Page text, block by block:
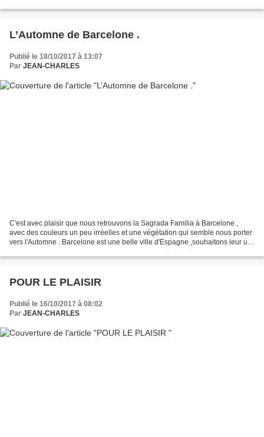
L’Automne de Barcelone .
Publié le 18/10/2017 à 13:07
Par JEAN-CHARLES
C'est avec plaisir que nous retrouvons la Sagrada Familia à Barcelone ,
avec des couleurs un peu irréelles et une végétation qui semble nous porter
vers l'Automne . Barcelone est une belle ville d'Espagne ,souhaitons leur un
POUR LE PLAISIR
Publié le 16/10/2017 à 08:02
Par JEAN-CHARLES